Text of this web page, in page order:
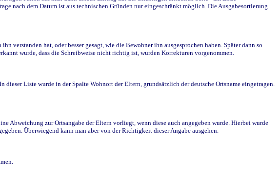
nach dem Datum ist aus technischen Gründen nur eingeschränkt möglich. Die Ausgabesortierung
verstanden hat, oder besser gesagt, wie die Bewohner ihn ausgesprochen haben. Später dann so
wurde, dass die Schreibweise nicht richtig ist, wurden Korrekturen vorgenommen.
Liste wurde in der Spalte Wohnort der Eltern, grundsätzlich der deutsche Ortsname eingetragen.
Abweichung zur Ortsangabe der Eltern vorliegt, wenn diese auch angegeben wurde. Hierbei wurde
Überwiegend kann man aber von der Richtigkeit dieser Angabe ausgehen.